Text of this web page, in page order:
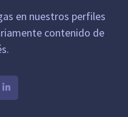
en nuestros perfiles
contenido de